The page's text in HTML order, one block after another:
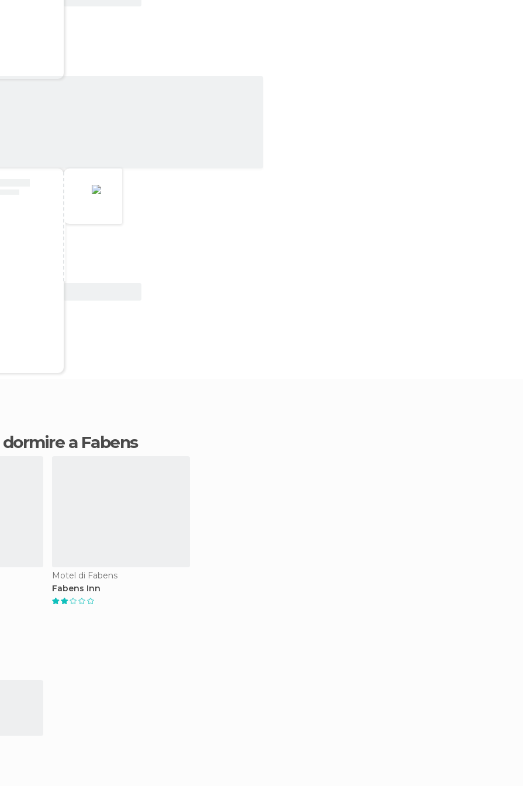
dormire a Fabens
Motel di Fabens
Fabens Inn